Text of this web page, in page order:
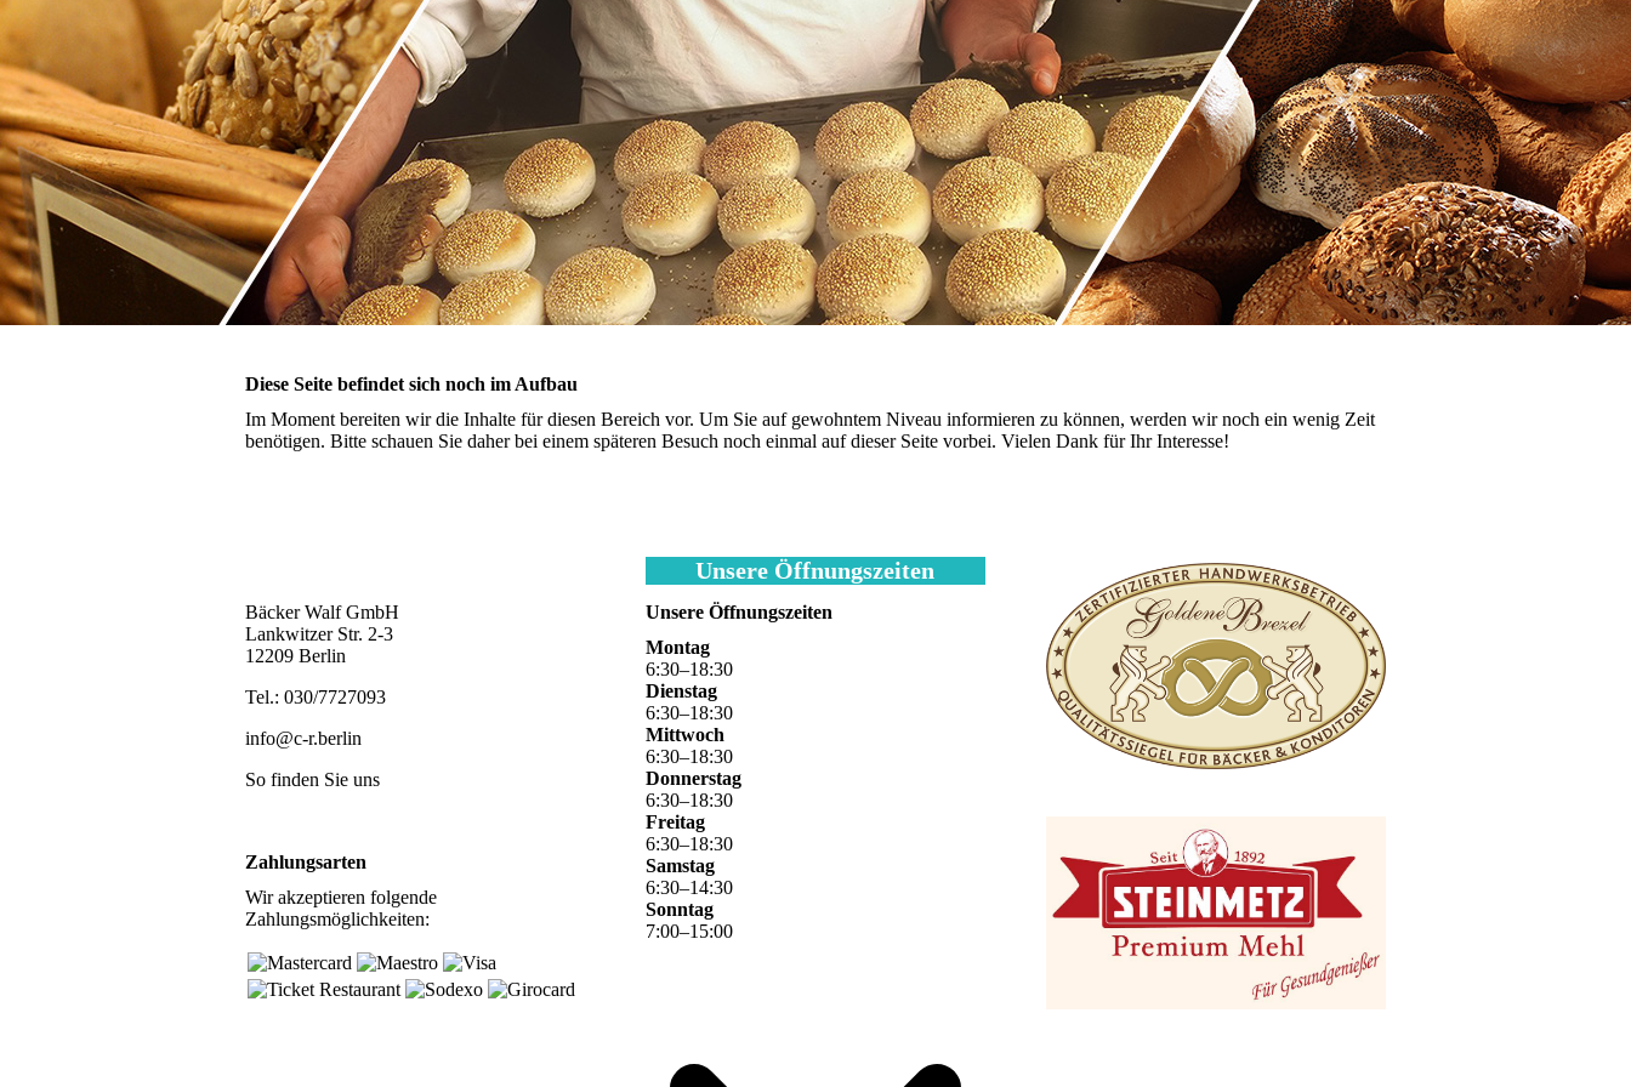
Diese Seite befindet sich noch im Aufbau
Im Moment bereiten wir die Inhalte für diesen Bereich vor. Um Sie auf gewohntem Niveau informieren zu können, werden wir noch ein wenig Zeit
benötigen. Bitte schauen Sie daher bei einem späteren Besuch noch einmal auf dieser Seite vorbei. Vielen Dank für Ihr Interesse!
Bäcker Walf GmbH
Lankwitzer Str. 2-3
12209 Berlin
Tel.: 030/7727093
info@c-r.berlin
So finden Sie uns
Zahlungsarten
Wir akzeptieren folgende
Zahlungsmöglichkeiten:
Unsere Öffnungszeiten
Unsere Öffnungszeiten
Montag
6:30–18:30
Dienstag
6:30–18:30
Mittwoch
6:30–18:30
Donnerstag
6:30–18:30
Freitag
6:30–18:30
Samstag
6:30–14:30
Sonntag
7:00–15:00